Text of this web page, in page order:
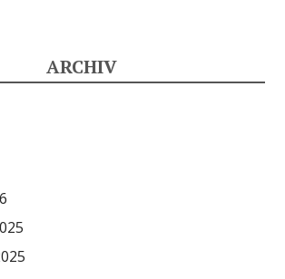
ARCHIV